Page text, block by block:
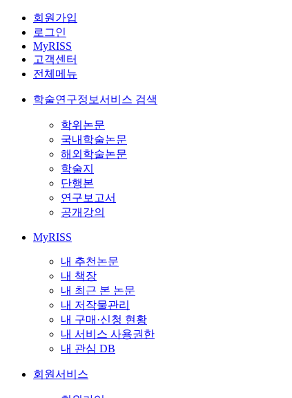
회원가입
로그인
MyRISS
고객센터
전체메뉴
학술연구정보서비스 검색
학위논문
국내학술논문
해외학술논문
학술지
단행본
연구보고서
공개강의
MyRISS
내 추천논문
내 책장
내 최근 본 논문
내 저작물관리
내 구매·신청 현황
내 서비스 사용권한
내 관심 DB
회원서비스